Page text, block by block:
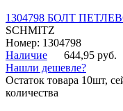
1304798 БОЛТ
SCHMITZ
Номер: 1304798
Наличие
644,95 руб.
Нашли дешевле?
Остаток товара 10шт,
количества